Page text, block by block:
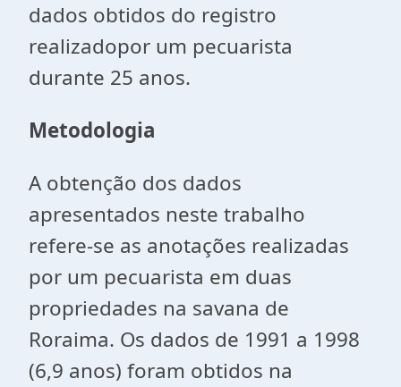
dados obtidos do registro
realizadopor um pecuarista
durante 25 anos.
Metodologia
A obtenção dos dados
apresentados neste trabalho
refere-se as anotações realizadas
por um pecuarista em duas
propriedades na savana de
Roraima. Os dados de 1991 a 1998
(6,9 anos) foram obtidos na